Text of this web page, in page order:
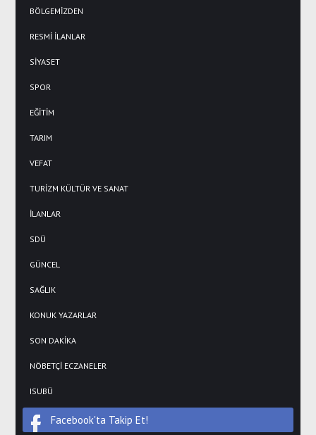
BÖLGEMİZDEN
RESMİ İLANLAR
SİYASET
SPOR
EĞİTİM
TARIM
VEFAT
TURİZM KÜLTÜR VE SANAT
İLANLAR
SDÜ
GÜNCEL
SAĞLIK
KONUK YAZARLAR
SON DAKİKA
NÖBETÇİ ECZANELER
ISUBÜ
Facebook'ta Takip Et!